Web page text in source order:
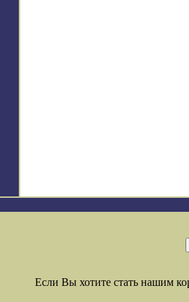
Если Вы хотите стать нашим